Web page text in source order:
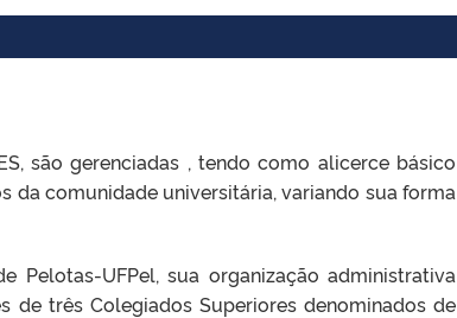
são gerenciadas , tendo como alicerce básico
comunidade universitária, variando sua forma
Pelotas-UFPel, sua organização administrativa
de três Colegiados Superiores denominados de